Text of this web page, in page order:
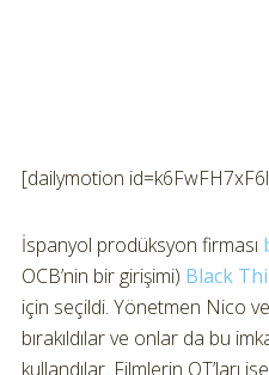
[dailymotion
İspanyol prodüksyon firması
OCB’nin bir girişimi) Black
için seçildi. Yönetmen Nico
bırakıldılar ve onlar da bu
kullandılar. Filmlerin QT’ları